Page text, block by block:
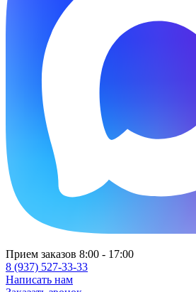
Прием заказов 8:00 - 17:00
8 (937) 527-33-33
Написать нам